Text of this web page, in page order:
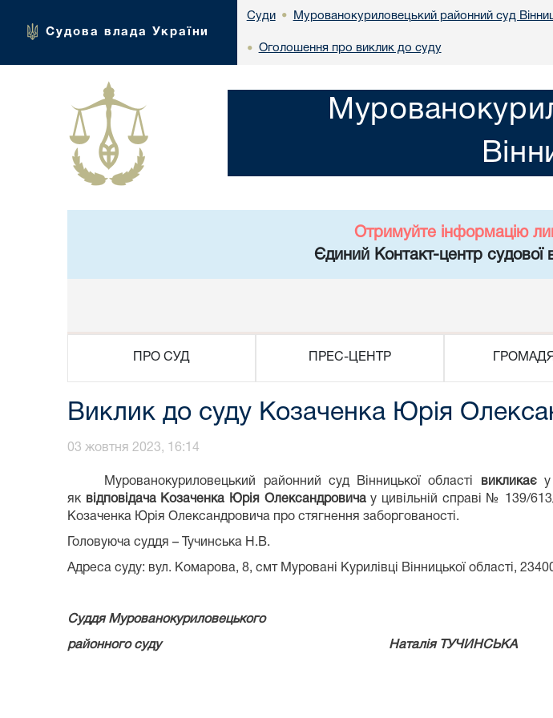
Судова влада України
Суди • Мурованокуриловецький районний суд
• Оголошення про виклик до суду
Отримуйте інформацію
Єдиний Контакт-центр судової
ПРО СУД ПРЕС-ЦЕНТР
Виклик до суду Козаченка Юрія
03 жовтня 2023, 16:14
Мурованокуриловецький районний суд Вінницької області викликаєу
як відповідача Козаченка Юрія Олександровичау цивільній справі № 139/613
Козаченка Юрія Олександровича про стягнення заборгованості.
Головуюча суддя – Тучинська Н.В.
Адреса суду: вул. Комарова, 8, смт Муровані Курилівці Вінницької області,
Суддя Мурованокуриловецького
районного суду Наталія ТУЧИНСЬКА